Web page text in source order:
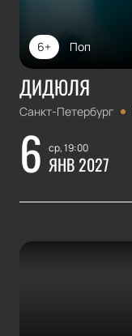
Поп
6+
ДИДЮЛЯ
Санкт-Петербург
6 ср, 19:00
ЯНВ 2027